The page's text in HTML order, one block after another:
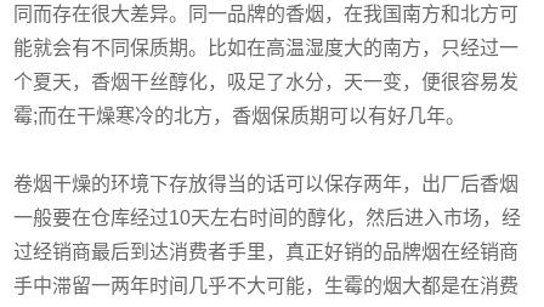
同而存在很大差异。同一品牌的香烟，在我国南方和北方可
能就会有不同保质期。比如在高温湿度大的南方，只经过一
个夏天，香烟干丝醇化，吸足了水分，天一变，便很容易发
霉;而在干燥寒冷的北方，香烟保质期可以有好几年。
卷烟干燥的环境下存放得当的话可以保存两年，出厂后香烟
一般要在仓库经过10天左右时间的醇化，然后进入市场，经
过经销商最后到达消费者手里，真正好销的品牌烟在经销商
手中滞留一两年时间几乎不大可能，生霉的烟大都是在消费